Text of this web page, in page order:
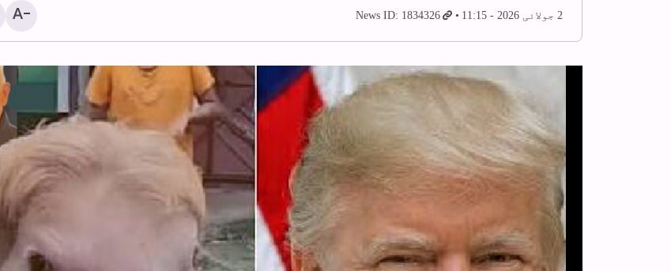
2 جولائی 2026 - 11:15 News ID: 1834326
غزہ میں جنگ بندی کے اعلان کے
بعد 300 بچے شہید